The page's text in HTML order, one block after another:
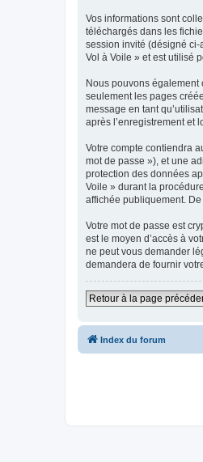
Vos informations sont
téléchargés dans les
session invité (désigné
Vol à Voile » et est utilisé
Nous pouvons
seulement les pages
message en tant
après l’enregistrement et
Votre compte contiendra
mot de passe »), et une
protection des données
Voile » durant la
affichée publiquement.
Votre mot de passe est
est le moyen d’accès à
ne peut vous demander
demandera de fournir
Retour à la page
Index du forum